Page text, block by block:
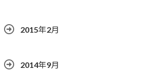
2015年2月
2014年9月